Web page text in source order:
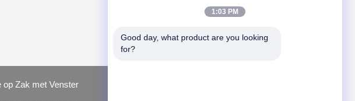
op Zak met Venster
1:03 PM
Good day, what product are you looking
for?